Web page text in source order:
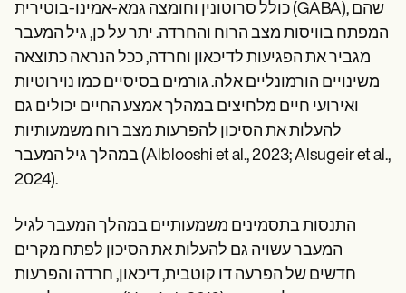
Login
Get started
כולל סרוטונין וחומצה גמא-אמינו-בוטירית (GABA), שהם
המפתח בוויסות מצב הרוח והחרדה. יתר על כן, גיל המעבר
מגביר את הפגיעות לדיכאון וחרדה, ככל הנראה כתוצאה
משינויים הורמונליים אלה. גורמים בסיסיים כמו נוירוטיות
ואירועי חיים מלחיצים במהלך אמצע החיים יכולים גם
להעלות את הסיכון להפרעות מצב רוח משמעותיות
במהלך גיל המעבר (Alblooshi et al., 2023; Alsugeir et al.,
2024).
התנסות בתסמינים משמעותיים במהלך המעבר לגיל
המעבר עשויה גם להעלות את הסיכון לפתח מקרים
חדשים של הפרעה דו קוטבית, דיכאון, חרדה והפרעות